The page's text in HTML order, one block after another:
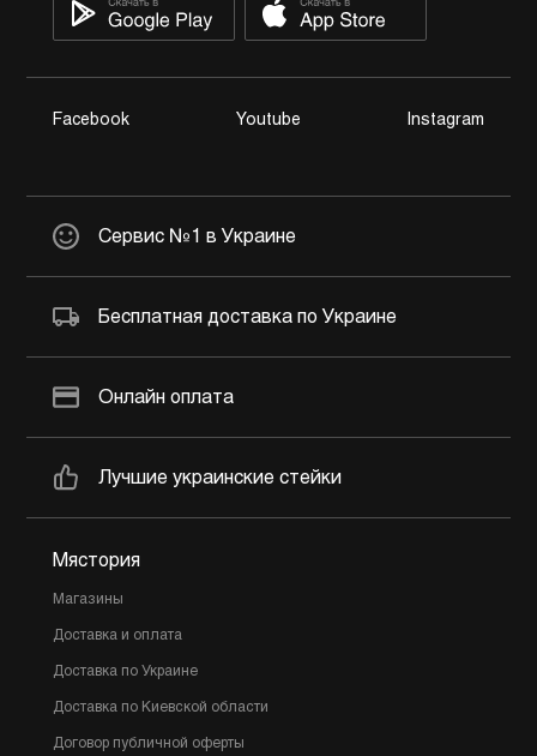
Facebook Youtube Instagram
Сервис №1 в Украине
Бесплатная доставка по Украине
Онлайн оплата
Лучшие украинские стейки
Мястория
Магазины
Доставка и оплата
Доставка по Украине
Доставка по Киевской области
Договор публичной оферты